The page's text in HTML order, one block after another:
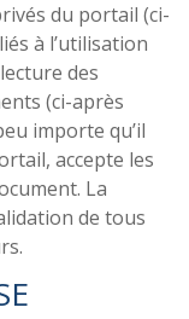
du portail (ci-
à l’utilisation
des
(ci-après
importe qu’il
accepte les
La
de tous